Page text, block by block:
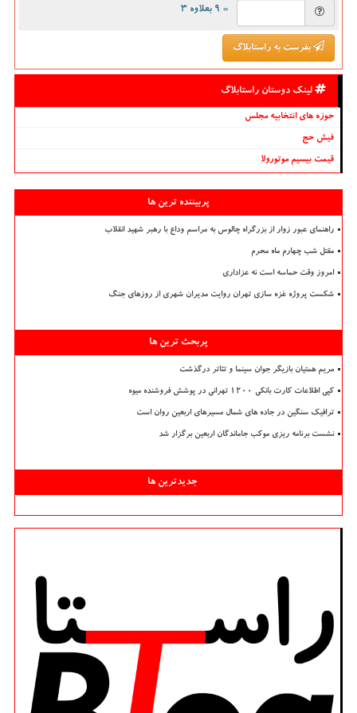
= ۹ بعلاوه ۳
بفرست به راستابلاگ
لینک دوستان راستابلاگ
حوزه های انتخابیه مجلس
فیش حج
قیمت بیسیم موتورولا
پربیننده ترین ها
راهنمای عبور زوار از بزرگراه چالوس به مراسم وداع با رهبر شهید انقلاب
مقتل شب چهارم ماه محرم
امروز وقت حماسه است نه عزاداری
شکست پروژه غزه سازی تهران روایت مدیران شهری از روزهای جنگ
پربحث ترین ها
مریم همتیان بازیگر جوان سینما و تئاتر درگذشت
کپی اطلاعات کارت بانکی ۱۲۰۰ تهرانی در پوشش فروشنده میوه
ترافیک سنگین در جاده های شمال مسیرهای اربعین روان است
نشست برنامه ریزی موکب جاماندگان اربعین برگزار شد
جدیدترین ها